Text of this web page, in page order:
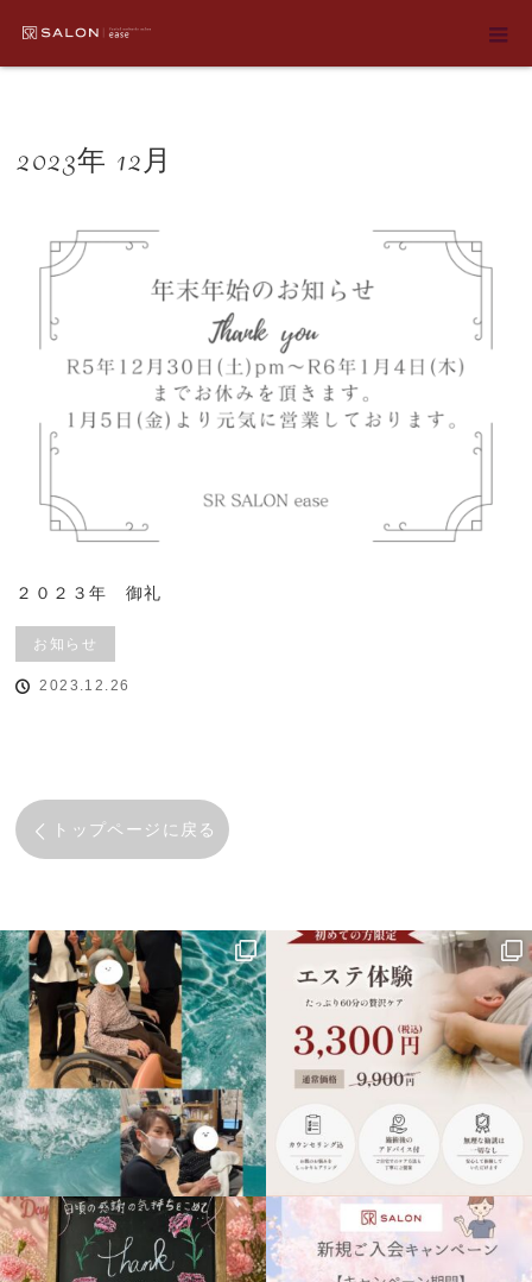
2023年 12月
2023年 12月
２０２３年 御礼
お知らせ
2023.12.26
トップページに戻る